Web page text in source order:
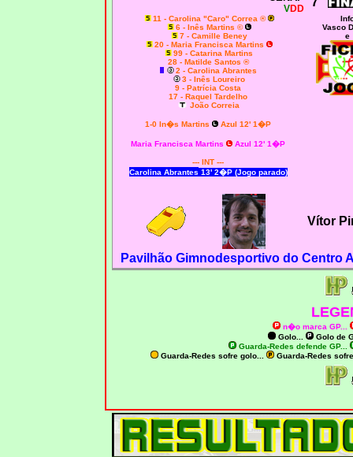
VDD
11 - Carolina "Caro" Correa ®
6 - Inês Martins ©
7 - Camille Beney
20 - Maria Francisca Martins
99 - Catarina Martins
28 - Matilde Santos ®
2 - Carolina Abrantes
3 - Inês Loureiro
9 - Patrícia Costa
17 - Raquel Tardelho
João Correia
1-0 In�s Martins Azul 12' 1�P
Maria Francisca Martins Azul 12' 1�P
--- INT ---
Carolina Abrantes 13' 2�P (Jogo parado)
Vasco
e
Vítor
Pavilhão Gimnodesportivo do Centro
n�o marca GP...
Golo...
Golo de
Guarda-Redes defende GP...
Guarda-Redes sofre golo...
Guarda-Redes